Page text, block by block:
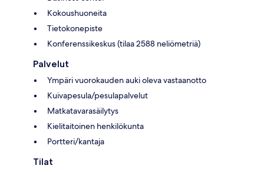
Kokoushuoneita
Tietokonepiste
Konferenssikeskus (tilaa 2588 neliömetriä)
Palvelut
Ympäri vuorokauden auki oleva vastaanotto
Kuivapesula/pesulapalvelut
Matkatavarasäilytys
Kielitaitoinen henkilökunta
Portteri/kantaja
Tilat